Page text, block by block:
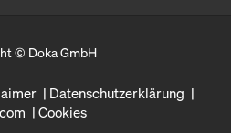
© Doka GmbH
Datenschutzerklärung
Cookies